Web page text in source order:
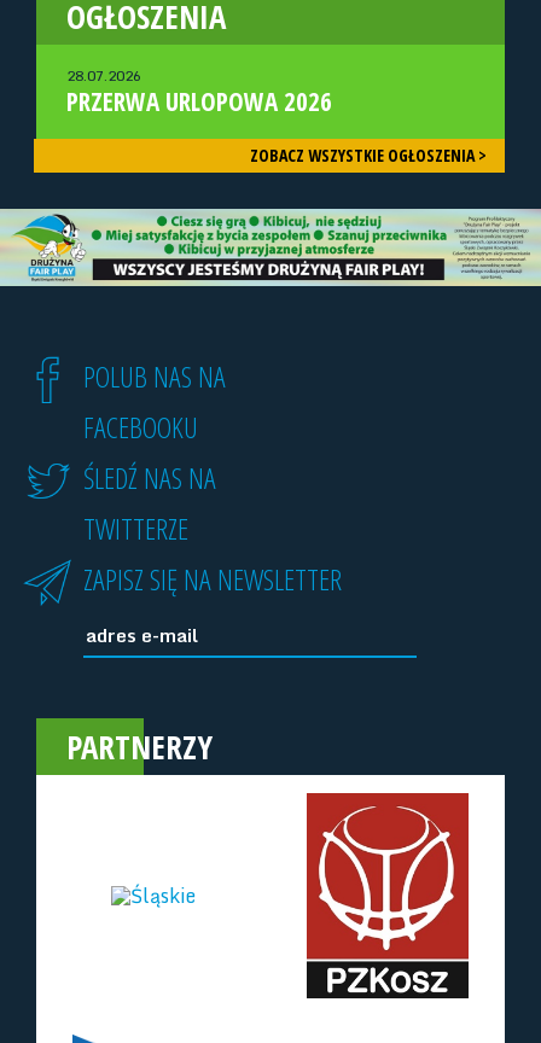
OGŁOSZENIA
28.07.2026
PRZERWA URLOPOWA 2026
ZOBACZ WSZYSTKIE OGŁOSZENIA >
POLUB NAS NA
FACEBOOKU
ŚLEDŹ NAS NA
TWITTERZE
ZAPISZ SIĘ NA NEWSLETTER
PARTNERZY